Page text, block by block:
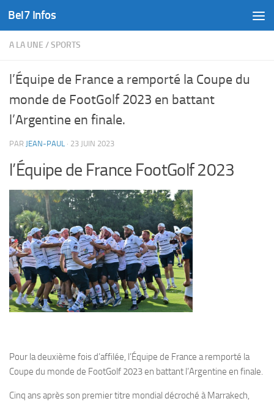
Skip to content
Bel7 Infos
A LA UNE /SPORTS
l’Équipe de France a remporté la Coupe du
monde de FootGolf 2023 en battant
l’Argentine en finale.
PAR JEAN-PAUL · 23 JUIN 2023
l’Équipe de France FootGolf 2023
Pour la deuxième fois d’affilée, l’Équipe de France a remporté la
Coupe du monde de FootGolf 2023 en battant l’Argentine en finale.
Cinq ans après son premier titre mondial décroché à Marrakech,